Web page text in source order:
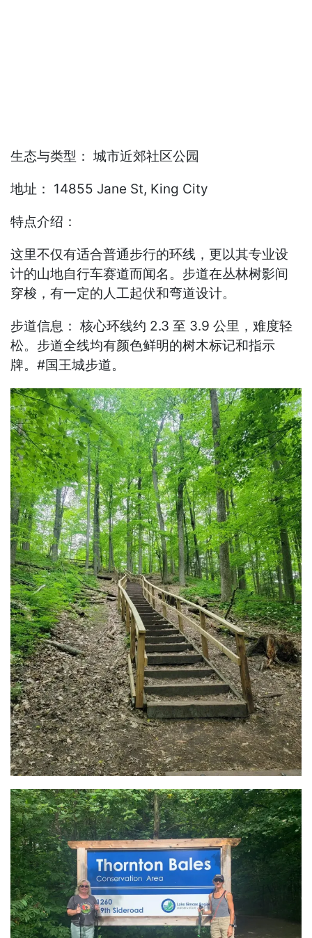
生态与类型： 城市近郊社区公园
地址： 14855 Jane St, King City
特点介绍：
这里不仅有适合普通步行的环线，更以其专业设
计的山地自行车赛道而闻名。步道在丛林树影间
穿梭，有一定的人工起伏和弯道设计。
步道信息： 核心环线约 2.3 至 3.9 公里，难度轻
松。步道全线均有颜色鲜明的树木标记和指示
牌。#国王城步道。